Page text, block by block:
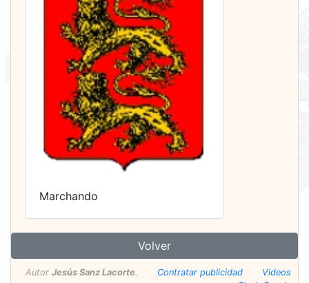
Marchando
Volver
Autor Jesús Sanz Lacorte. Contratar publicidad
Videos